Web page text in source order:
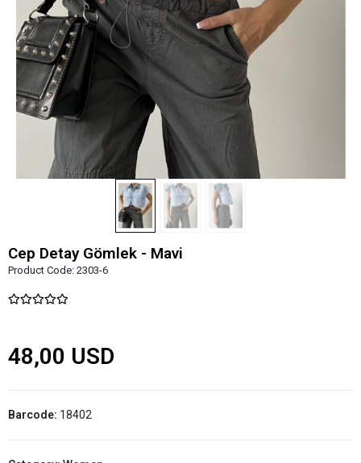
Cep Detay Gömlek - Mavi
Product Code: 2303-6
48,00 USD
Barcode: 18402